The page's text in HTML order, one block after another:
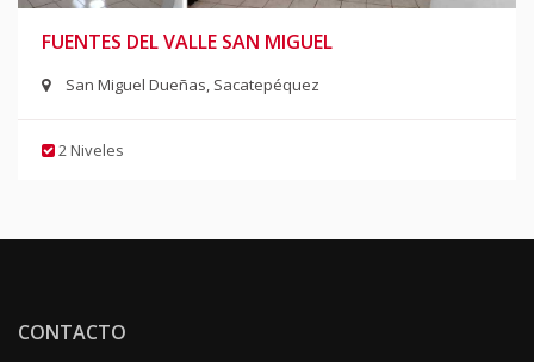
FUENTES DEL VALLE SAN MIGUEL
San Miguel Dueñas, Sacatepéquez
2 Niveles
CONTACTO